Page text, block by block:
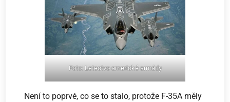
Foto: Letectvoamerickéarmády
Není to poprvé, co se to stalo, protože F-35A měly